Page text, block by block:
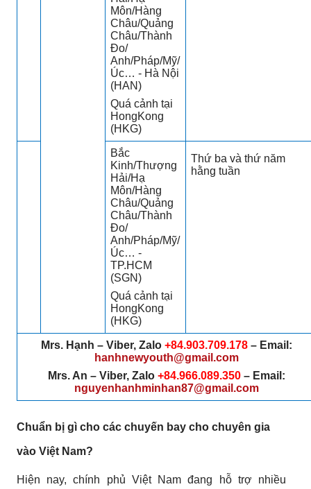
Môn/Hàng
Châu/Quảng
Châu/Thành
Đo/
Anh/Pháp/Mỹ/
Úc… - Hà Nội
(HAN)
Quá cảnh tại
HongKong
(HKG)
Bắc
Kinh/Thượng
Hải/Hạ
Môn/Hàng
Châu/Quảng
Châu/Thành
Đo/
Anh/Pháp/Mỹ/
Úc… -
TP.HCM
(SGN)
Quá cảnh tại
HongKong
(HKG)
Thứ ba và thứ năm
hằng tuần
Mrs. Hạnh – Viber, Zalo +84.903.709.178 – Email:
hanhnewyouth@gmail.com
Mrs. An – Viber, Zalo +84.966.089.350 – Email:
nguyenhanhminhan87@gmail.com
Chuẩn bị gì cho các chuyến bay cho chuyên gia
vào Việt Nam?
Hiện nay, chính phủ Việt Nam đang hỗ trợ nhiều